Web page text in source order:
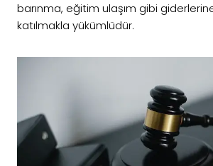
barınma, eğitim ulaşım gibi
katılmakla yükümlüdür.